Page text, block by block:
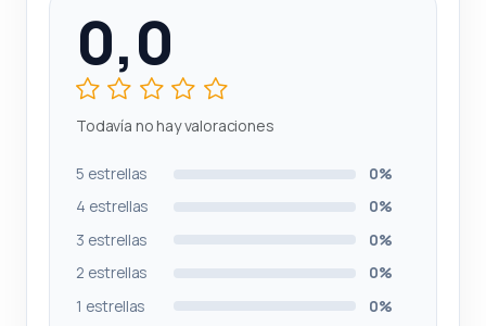
0,0
Todavía no hay valoraciones
5 estrellas
0%
4 estrellas
0%
3 estrellas
0%
2 estrellas
0%
1 estrellas
0%